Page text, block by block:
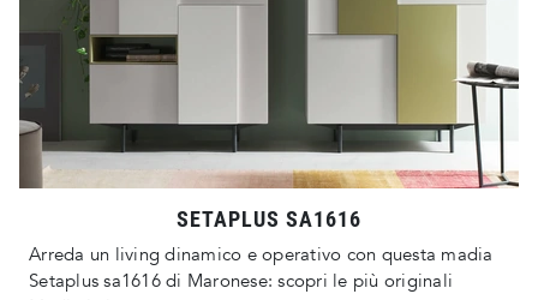
SETAPLUS SA1616
Arreda un living dinamico e operativo con questa madia
Setaplus sa1616 di Maronese: scopri le più originali